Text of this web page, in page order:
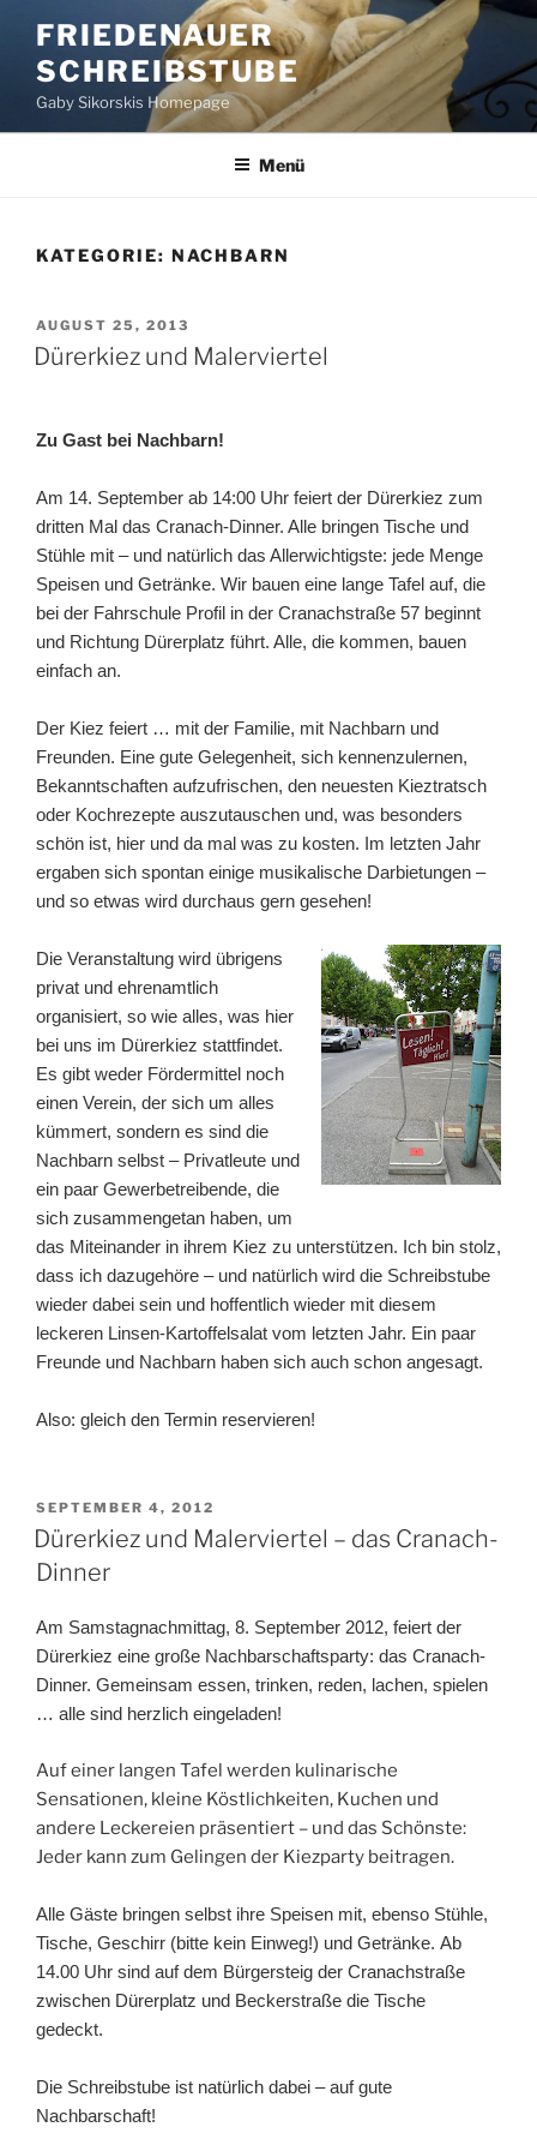
Inhalt
springen
FRIEDENAUER
SCHREIBSTUBE
Gaby Sikorskis Homepage
Menü
KATEGORIE: NACHBARN
VERÖFFENTLICHT
AM
AUGUST 25, 2013
Dürerkiez und Malerviertel
Zu Gast bei Nachbarn!
Am 14. September ab 14:00 Uhr feiert der Dürerkiez zum
dritten Mal das Cranach-Dinner. Alle bringen Tische und
Stühle mit – und natürlich das Allerwichtigste: jede Menge
Speisen und Getränke. Wir bauen eine lange Tafel auf, die
bei der Fahrschule Profil in der Cranachstraße 57 beginnt
und Richtung Dürerplatz führt. Alle, die kommen, bauen
einfach an.
Der Kiez feiert … mit der Familie, mit Nachbarn und
Freunden. Eine gute Gelegenheit, sich kennenzulernen,
Bekanntschaften aufzufrischen, den neuesten Kieztratsch
oder Kochrezepte auszutauschen und, was besonders
schön ist, hier und da mal was zu kosten. Im letzten Jahr
ergaben sich spontan einige musikalische Darbietungen –
und so etwas wird durchaus gern gesehen!
Die Veranstaltung wird übrigens
privat und ehrenamtlich
organisiert, so wie alles, was hier
bei uns im Dürerkiez stattfindet.
Es gibt weder Fördermittel noch
einen Verein, der sich um alles
kümmert, sondern es sind die
Nachbarn selbst – Privatleute und
ein paar Gewerbetreibende, die
sich zusammengetan haben, um
das Miteinander in ihrem Kiez zu unterstützen. Ich bin stolz,
dass ich dazugehöre – und natürlich wird die Schreibstube
wieder dabei sein und hoffentlich wieder mit diesem
leckeren Linsen-Kartoffelsalat vom letzten Jahr. Ein paar
Freunde und Nachbarn haben sich auch schon angesagt.
Also: gleich den Termin reservieren!
VERÖFFENTLICHT
AM
SEPTEMBER 4, 2012
Dürerkiez und Malerviertel – das Cranach-
Dinner
Am Samstagnachmittag, 8. September 2012, feiert der
Dürerkiez eine große Nachbarschaftsparty: das Cranach-
Dinner. Gemeinsam essen, trinken, reden, lachen, spielen
… alle sind herzlich eingeladen!
Auf einer langen Tafel werden kulinarische
Sensationen, kleine Köstlichkeiten, Kuchen und
andere Leckereien präsentiert – und das Schönste:
Jeder kann zum Gelingen der Kiezparty beitragen.
Alle Gäste bringen selbst ihre Speisen mit, ebenso Stühle,
Tische, Geschirr (bitte kein Einweg!) und Getränke. Ab
14.00 Uhr sind auf dem Bürgersteig der Cranachstraße
zwischen Dürerplatz und Beckerstraße die Tische
gedeckt.
Die Schreibstube ist natürlich dabei – auf gute
Nachbarschaft!